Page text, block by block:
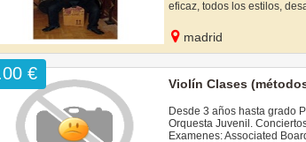
eficaz, todos los estilos,
madrid
€
Violín Clases
Desde 3 años hasta grado
Orquesta Juvenil.
Examenes: Associated